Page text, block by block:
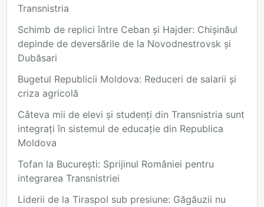
Transnistria
Schimb de replici între Ceban și Hajder: Chișinăul
depinde de deversările de la Novodnestrovsk și
Dubăsari
Bugetul Republicii Moldova: Reduceri de salarii și
criza agricolă
Câteva mii de elevi și studenți din Transnistria sunt
integrați în sistemul de educație din Republica
Moldova
Tofan la București: Sprijinul României pentru
integrarea Transnistriei
Liderii de la Tiraspol sub presiune: Găgăuzii nu